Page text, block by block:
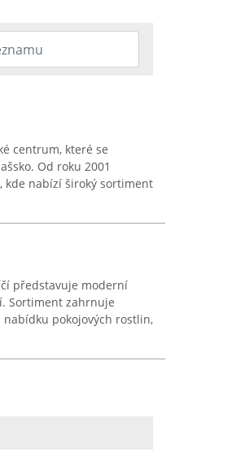
centrum, které se
Od roku 2001
kde nabízí široký sortiment
představuje moderní
Sortiment zahrnuje
nabídku pokojových rostlin,